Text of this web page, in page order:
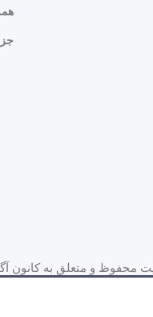
محفوظ و متعلق به کانون